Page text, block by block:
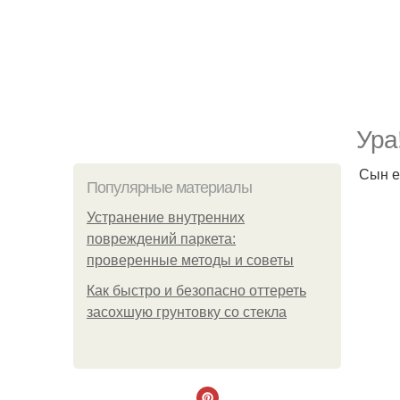
Популярные материалы
Устранение внутренних
повреждений паркета:
проверенные методы и советы
Как быстро и безопасно оттереть
засохшую грунтовку со стекла
Сын